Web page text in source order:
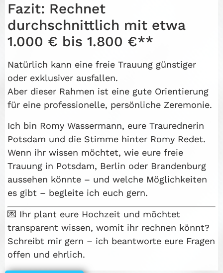
Fazit: Rechnet
durchschnittlich mit etwa
1.000 € bis 1.800 €**
Natürlich kann eine freie Trauung günstiger
oder exklusiver ausfallen.
Aber dieser Rahmen ist eine gute Orientierung
für eine professionelle, persönliche Zeremonie.
Ich bin Romy Wassermann, eure Traurednerin
Potsdam und die Stimme hinter Romy Redet.
Wenn ihr wissen möchtet, wie eure freie
Trauung in Potsdam, Berlin oder Brandenburg
aussehen könnte – und welche Möglichkeiten
es gibt – begleite ich euch gern.
💌 Ihr plant eure Hochzeit und möchtet
transparent wissen, womit ihr rechnen könnt?
Schreibt mir gern – ich beantworte eure Fragen
offen und ehrlich.